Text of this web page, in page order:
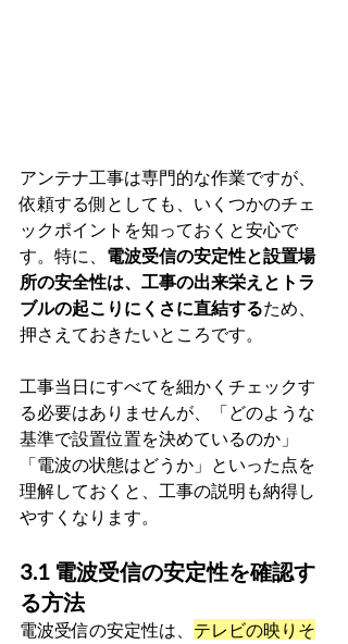
アンテナ工事は専門的な作業ですが、
依頼する側としても、いくつかのチェ
ックポイントを知っておくと安心で
す。特に、 電波受信の安定性と設置場
所の安全性は、工事の出来栄えとトラ
ブルの起こりにくさに直結するため、
押さえておきたいところです。
工事当日にすべてを細かくチェックす
る必要はありませんが、「どのような
基準で設置位置を決めているのか」
「電波の状態はどうか」といった点を
理解しておくと、工事の説明も納得し
やすくなります。
3.1 電波受信の安定性を確認す
る方法
電波受信の安定性は、 テレビの映りそ